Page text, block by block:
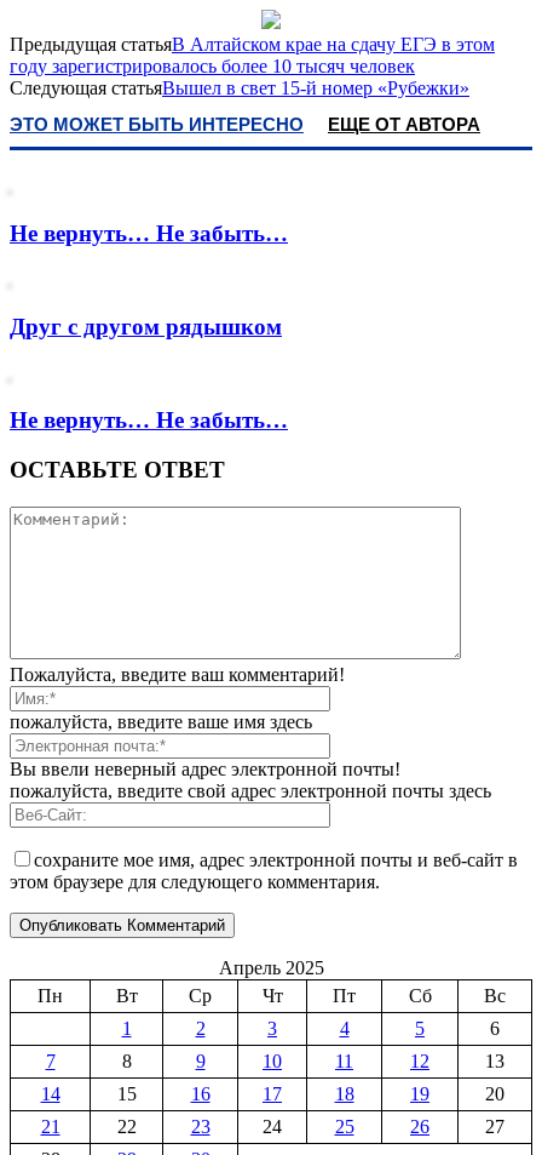
Предыдущая статьяВ Алтайском крае на сдачу ЕГЭ в этом
году зарегистрировалось более 10 тысяч человек
Следующая статьяВышел в свет 15-й номер «Рубежки»
ЭТО МОЖЕТ БЫТЬ ИНТЕРЕСНО ЕЩЕ ОТ АВТОРА
Не вернуть… Не забыть…
Друг с другом рядышком
Не вернуть… Не забыть…
ОСТАВЬТЕ ОТВЕТ
Пожалуйста, введите ваш комментарий!
пожалуйста, введите ваше имя здесь
Вы ввели неверный адрес электронной почты!
пожалуйста, введите свой адрес электронной почты здесь
сохраните мое имя, адрес электронной почты и веб-сайт в
этом браузере для следующего комментария.
Апрель 2025
Пн
Вт Ср Чт Пт Сб
Вс
1
2 3 4 5
6
7
8 9 10 11 12
13
14
15 16 17 18 19
20
21
22 23 24 25 26
27